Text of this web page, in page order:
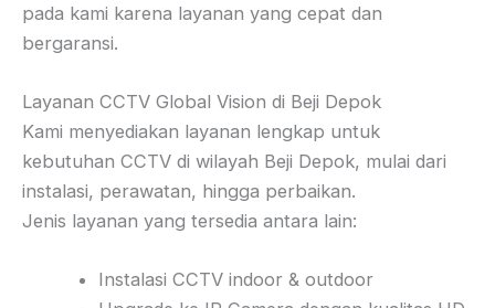
pada kami karena layanan yang cepat dan
bergaransi.
Layanan CCTV Global Vision di Beji Depok
Kami menyediakan layanan lengkap untuk
kebutuhan CCTV di wilayah Beji Depok, mulai dari
instalasi, perawatan, hingga perbaikan.
Jenis layanan yang tersedia antara lain:
Instalasi CCTV indoor & outdoor